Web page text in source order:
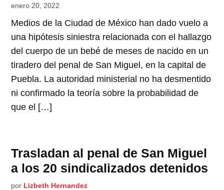
enero 20, 2022
Medios de la Ciudad de México han dado vuelo a
una hipótesis siniestra relacionada con el hallazgo
del cuerpo de un bebé de meses de nacido en un
tiradero del penal de San Miguel, en la capital de
Puebla. La autoridad ministerial no ha desmentido
ni confirmado la teoría sobre la probabilidad de
que el […]
Trasladan al penal de San Miguel
a los 20 sindicalizados detenidos
por Lizbeth Hernandez